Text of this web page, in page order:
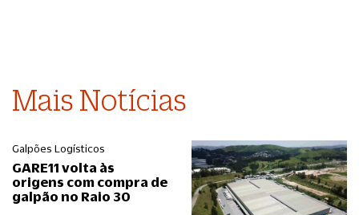
Mais Notícias
Galpões Logísticos
GARE11 volta às
origens com compra de
galpão no Raio 30